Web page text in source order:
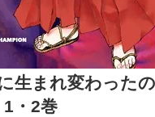
生まれ変わった
1・2巻